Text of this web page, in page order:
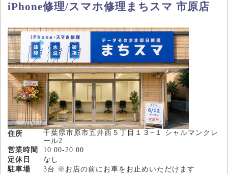
iPhone修理/スマホ修理まちスマ 市原店
住所
千葉県市原市五井西５丁目１３−１ シャルマンクレ
ール2
営業時間
10:00-20:00
定休日
なし
駐車場
3台 ※お店の前にお車をお止めいただけます